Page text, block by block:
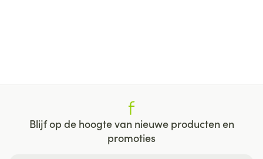
Blijf op de hoogte van nieuwe producten en
promoties